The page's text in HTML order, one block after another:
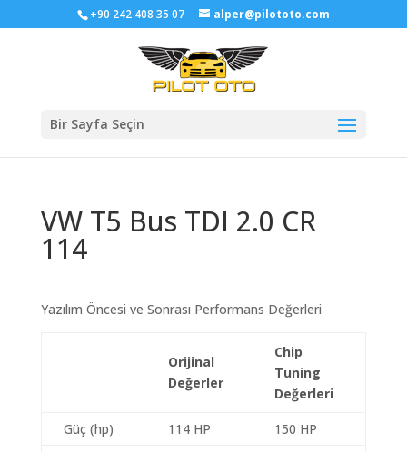
+90 242 408 35 07 alper@pilototo.com
Bir Sayfa Seçin
VW T5 Bus TDI 2.0 CR
114
Yazılım Öncesi ve Sonrası Performans Değerleri
Orijinal
Değerler
Chip
Tuning
Değerleri
Güç (hp) 114 HP
150 HP